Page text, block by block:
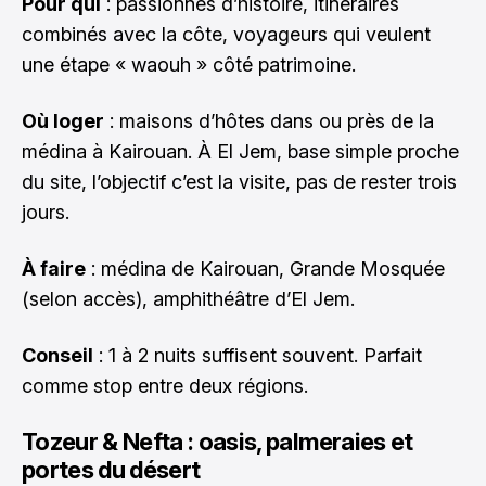
combinés avec la côte, voyageurs qui veulent
une étape « waouh » côté patrimoine.
Où loger : maisons d’hôtes dans ou près de la
médina à Kairouan. À El Jem, base simple proche
du site, l’objectif c’est la visite, pas de rester trois
jours.
À faire : médina de Kairouan, Grande Mosquée
(selon accès), amphithéâtre d’El Jem.
Conseil : 1 à 2 nuits suffisent souvent. Parfait
comme stop entre deux régions.
Tozeur & Nefta : oasis, palmeraies et
portes du désert